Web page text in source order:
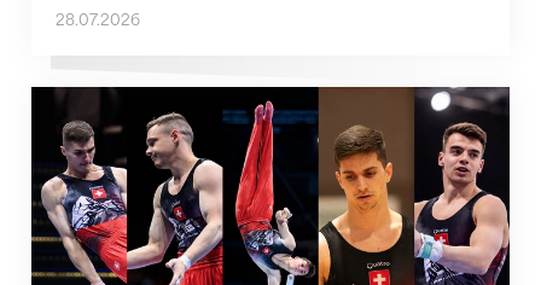
28.07.2026
Männer-Team für die EM in Zagreb nominiert